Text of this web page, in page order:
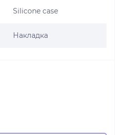
Silicone case
Накладка